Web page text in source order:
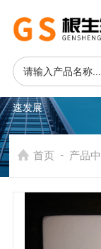
产品系统
速发展
首页 - 产品